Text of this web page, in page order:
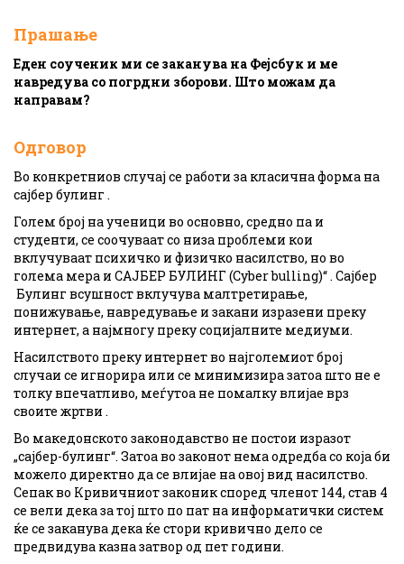
Прашање
Еден соученик ми се заканува на Фејсбук и ме
навредува со погрдни зборови. Што можам да
направам?
Одговор
Во конкретниов случај се работи за класична форма на
сајбер булинг .
Голем број на ученици во основно, средно па и
студенти, се соочуваат со низа проблеми кои
вклучуваат психичко и физичко насилство, но во
голема мера и САЈБЕР БУЛИНГ (Cyber bulling)“ . Сајбер
Булинг всушност вклучува малтретирање,
понижување, навредување и закани изразени преку
интернет, а најмногу преку социјалните медиуми.
Насилството преку интернет во најголемиот број
случаи се игнорира или се минимизира затоа што не е
толку впечатливо, меѓутоа не помалку влијае врз
своите жртви .
Во македонското законодавство не постои изразот
„сајбер-булинг“. Затоа во законот нема одредба со која би
можело директно да се влијае на овој вид насилство.
Сепак во Кривичниот законик според членот 144, став 4
се вели дека за тој што по пат на информатички систем
ќе се заканува дека ќе стори кривично дело се
предвидува казна затвор од пет години.